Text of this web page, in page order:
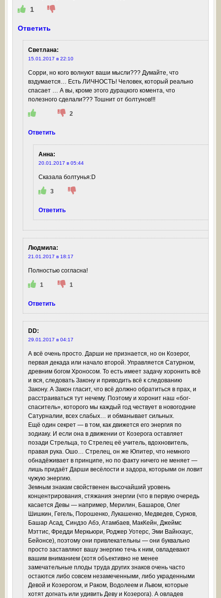
1
Ответить
Светлана:
15.01.2017 в 22:10
Сорри, но кого волнуют ваши мысли??? Думайте, что
вздумается… Есть ЛИЧНОСТЬ! Человек, который реально
спасает … А вы, кроме этого дурацкого комента, что
полезного сделали??? Тошнит от болтунов!!!
2
Ответить
Анна:
20.01.2017 в 05:44
Сказала болтунья:D
3
Ответить
Людмила:
21.01.2017 в 18:17
Полностью согласна!
1 1
Ответить
DD:
29.01.2017 в 04:17
А всё очень просто. Дарши не признается, но он Козерог,
первая декада или начало второй. Управляется Сатурном,
древним богом Хроносом. То есть имеет задачу хоронить всё
и вся, следовать Закону и приводить всё к следованию
Закону. А Закон гласит, что всё должно обратиться в прах, и
расстраиваться тут нечему. Поэтому и хоронит наш «бог-
спаситель», которого мы каждый год чествует в новогодние
Сатурналии, всех слабых… и обманывает сильных.
Ещё один секрет — в том, как движется его энергия по
зодиаку. И если она в движении от Козерога оставляет
позади Стрельца, то Стрелец её учитель, вдохновитель,
правая рука. Ошо… Стрелец, он же Юпитер, что немного
обнадёживает в принципе, но по факту ничего не меняет —
лишь придаёт Дарши весёлости и задора, которыми он ловит
чужую энергию.
Земным знакам свойственен высочайший уровень
концентрирования, стяжания энергии (что в первую очередь
касается Девы — например, Мерилин, Башаров, Олег
Шишкин, Гегель, Порошенко, Лукашенко, Медведев, Сурков,
Башар Асад, Синдзо Абэ, Атамбаев, МакКейн, Джеймс
Мэттис, Фредди Меркьюри, Роджер Уотерс, Эми Вайнхаус,
Бейонсе), поэтому они привлекательны — они буквально
просто заставляют вашу энергию течь к ним, овладевают
вашим вниманием (хотя объективно не менее
замечательные плоды труда других знаков очень часто
остаются либо совсем незамеченными, либо украденными
Девой и Козерогом, и Раком, Водолеем и Львом, которые
хотят догнать или удивить Деву и Козерога). А овладев